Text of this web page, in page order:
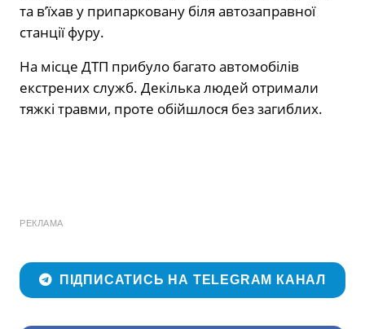
та в’їхав у припарковану біля автозаправної
станції фуру.
На місце ДТП прибуло багато автомобілів
екстрених служб. Декілька людей отримали
тяжкі травми, проте обійшлося без загиблих.
РЕКЛАМА
ПІДПИСАТИСЬ НА TELEGRAM КАНАЛ